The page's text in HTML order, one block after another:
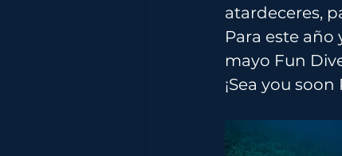
atardeceres,
Para este
mayo Fun
¡Sea you soon